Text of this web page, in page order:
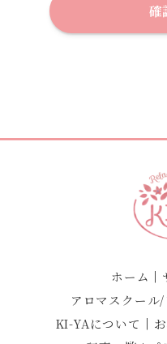
ホーム ｜
アロマスクール
KI-YAについて ｜